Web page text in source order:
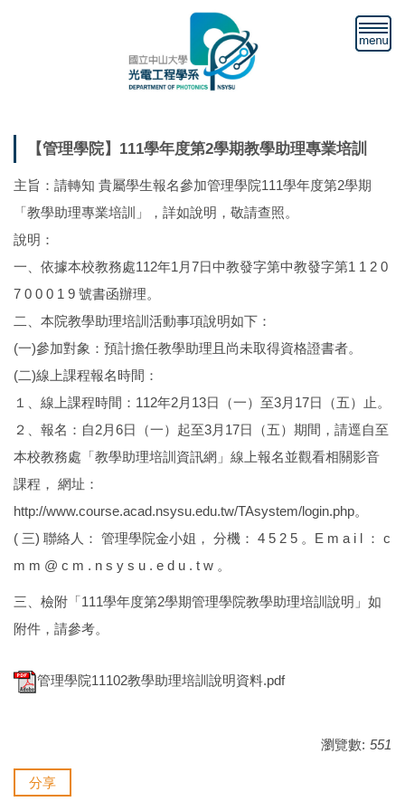
區
【管理學院】111學年度第2學期教學助理專業培訓
主旨：請轉知 貴屬學生報名參加管理學院111學年度第2學期
「教學助理專業培訓」，詳如說明，敬請查照。
說明：
一、依據本校教務處112年1月7日中教發字第中教發字第1 1 2 0
7 0 0 0 1 9 號書函辦理。
二、本院教學助理培訓活動事項說明如下：
(一)參加對象：預計擔任教學助理且尚未取得資格證書者。
(二)線上課程報名時間：
１、線上課程時間：112年2月13日（一）至3月17日（五）止。
２、報名：自2月6日（一）起至3月17日（五）期間，請逕自至
本校教務處「教學助理培訓資訊網」線上報名並觀看相關影音
課程， 網址：
http://www.course.acad.nsysu.edu.tw/TAsystem/login.php。
( 三) 聯絡人： 管理學院金小姐， 分機： 4 5 2 5 。E m a i l ： c
m m @ c m . n s y s u . e d u . t w 。
三、檢附「111學年度第2學期管理學院教學助理培訓說明」如
附件，請參考。
管理學院11102教學助理培訓說明資料.pdf
瀏覽數: 551
分享